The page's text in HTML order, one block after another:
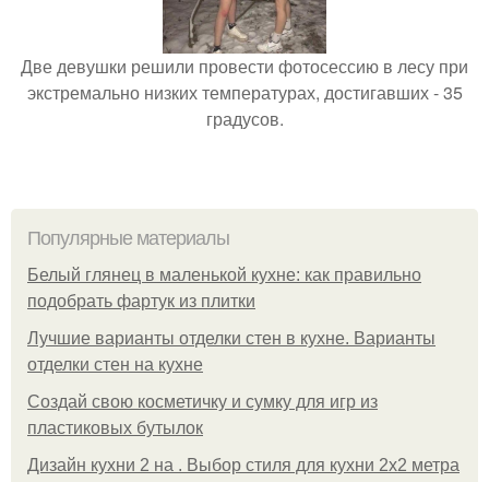
Две девушки решили провести фотосессию в лесу при
экстремально низких температурах, достигавших - 35
градусов.
Популярные материалы
Белый глянец в маленькой кухне: как правильно
подобрать фартук из плитки
Лучшие варианты отделки стен в кухне. Варианты
отделки стен на кухне
Создай свою косметичку и сумку для игр из
пластиковых бутылок
Дизайн кухни 2 на . Выбор стиля для кухни 2х2 метра